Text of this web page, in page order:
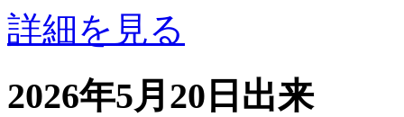
詳細を見る
2026年5月20日出来